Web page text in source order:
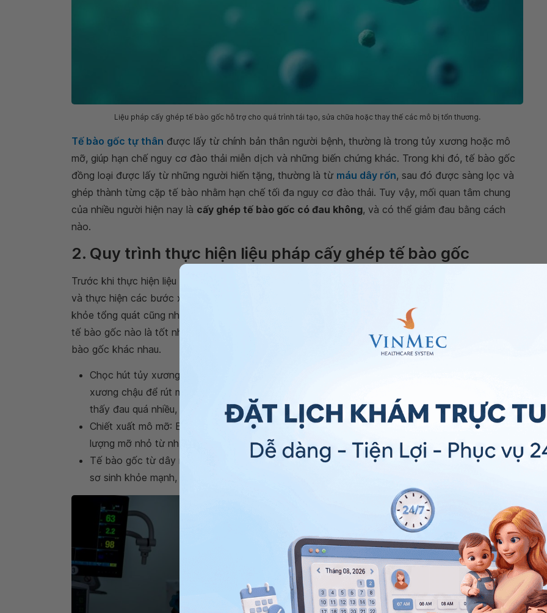
Liệu pháp cấy ghép tế bào gốc hỗ trợ cho quá trình tái tạo, sửa chữa hoặc thay thế các mô bị tổn thương.
Tế bào gốc tự thân được lấy từ chính bản thân người bệnh, thường là trong tủy xương hoặc mô
mỡ, giúp hạn chế nguy cơ đào thải miễn dịch và những biến chứng khác. Trong khi đó, tế bào gốc
đồng loại được lấy từ những người hiến tặng, thường là từ máu dây rốn, sau đó được sàng lọc và
ghép thành từng cặp tế bào nhằm hạn chế tối đa nguy cơ đào thải. Tuy vậy, mối quan tâm chung
của nhiều người hiện nay là cấy ghép tế bào gốc có đau không, và có thể giảm đau bằng cách
nào.
2. Quy trình thực hiện liệu pháp cấy ghép tế bào gốc
Trước khi thực hiện liệu pháp
và thực hiện các bước xét nghiệm hết sức nghiêm ngặt. Tùy vào tiền sử bệnh lý, tình trạng sức
khỏe tổng quát cũng như kết quả xét nghiệm hình ảnh mà bác sĩ có thể quyết định sử dụng nguồn
tế bào gốc nào là tốt nhất. Tùy vào nguồn gốc sử dụng mà sẽ có những biện pháp chiết xuất tế
bào gốc khác nhau.
Chọc hút tủy xương: Bác sĩ tiến hành gây mê, sau đó dùng kim y tế chuyên dụng đưa vào
xương chậu để rút một phần tủy xương. Nhờ vào việc gây mê mà người bệnh có thể không
thấy đau quá nhiều, chủ yếu sẽ cảm thấy một chút áp lực và hơi khó chịu.
Chiết xuất mô mỡ: Bác sĩ tiến hành gây mê tại chỗ, sau đó dùng thiết bị y tế để hút một
lượng mỡ nhỏ từ những vùng như bụng hoặc đùi, có thể hơi khó chịu một chút.
Tế bào gốc từ dây rốn: Các tế bào này được lấy từ dây rốn hiến tặng sau khi tách khỏi trẻ
sơ sinh khỏe mạnh, do đó không gây đau cho người bệnh.